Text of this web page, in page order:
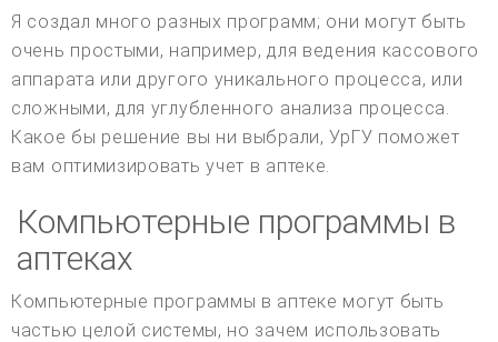
Я создал много разных программ; они могут быть
очень простыми, например, для ведения кассового
аппарата или другого уникального процесса, или
сложными, для углубленного анализа процесса.
Какое бы решение вы ни выбрали, УрГУ поможет
вам оптимизировать учет в аптеке.
Компьютерные программы в
аптеках
Компьютерные программы в аптеке могут быть
частью целой системы, но зачем использовать